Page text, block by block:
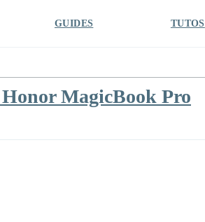
GUIDES TUTOS
MagicBook Pro